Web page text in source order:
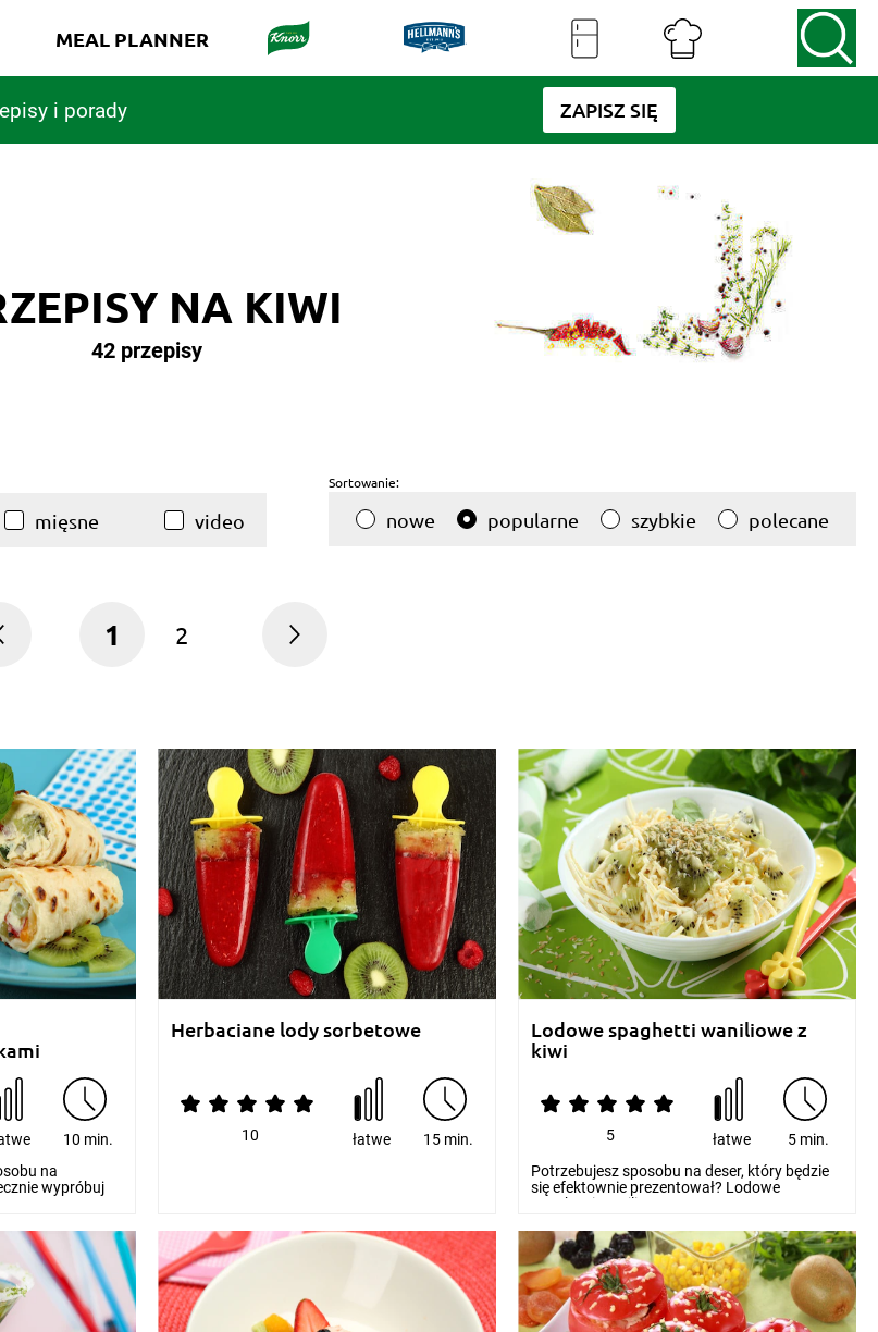
i porady ZAPISZ SIĘ
MEAL PLANNER
NA KIWI
42 przepisy
mięsne video
Sortowanie:
nowe popularne szybkie polecane
1 2
10 min.
na
wypróbuj
Herbaciane lody sorbetowe
10 łatwe 15 min.
Lodowe spaghetti waniliowe z
kiwi
5 łatwe
5 min.
Potrzebujesz sposobu na deser, który będzie
się efektownie prezentował? Lodowe
spaghetti waniliow...